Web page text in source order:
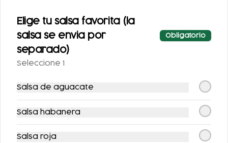
TACOS DE SURTIDA
$100.00
Bebidas
Elige tu salsa favorita (la
salsa se envia por
separado)
Obligatorio
Seleccione 1
Salsa de aguacate
Salsa habanera
Salsa roja